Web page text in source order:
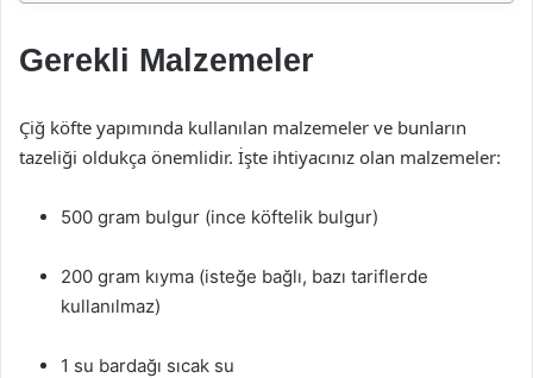
Gerekli Malzemeler
Çiğ köfte yapımında kullanılan malzemeler ve bunların
tazeliği oldukça önemlidir. İşte ihtiyacınız olan malzemeler:
500 gram bulgur (ince köftelik bulgur)
200 gram kıyma (isteğe bağlı, bazı tariflerde
kullanılmaz)
1 su bardağı sıcak su